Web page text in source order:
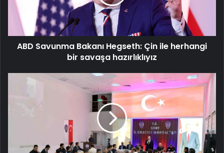
herhangi
savaşa
hazırlıklıyız
ABD Savunma Bakanı Hegseth: Çin ile herhangi
bir savaşa hazırlıklıyız
Programına